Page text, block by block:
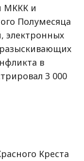
МККК и
Полумесяца
электронных
в
3 000
Креста